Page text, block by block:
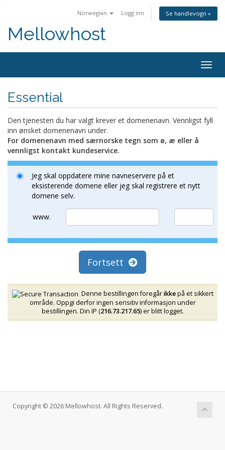
Norwegian Logg inn Se handlevogn »
Mellowhost
Essential
Den tjenesten du har valgt krever et domenenavn. Vennligst fyll
inn ønsket domenenavn under.
For domenenavn med særnorske tegn som ø, æ eller å
vennligst kontakt kundeservice.
Jeg skal oppdatere mine navneservere på et
eksisterende domene eller jeg skal registrere et nytt
domene selv.
www.
Fortsett
Denne bestillingen foregårikkepå et sikkert
område. Oppgi derfor ingen sensitiv informasjon under
bestillingen. Din IP (216.73.217.65) er blitt logget.
Copyright © 2026 Mellowhost. All Rights Reserved.